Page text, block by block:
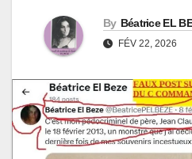
By Béatrice EL
FÉV 22, 2026